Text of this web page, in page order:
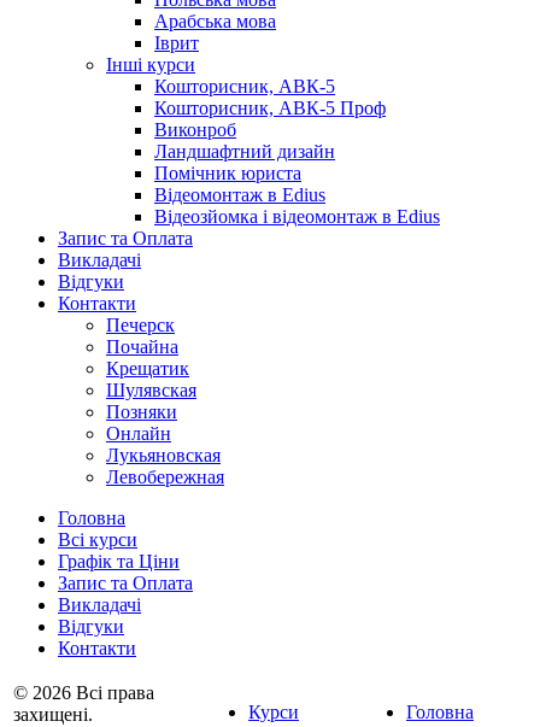
Арабська мова
Іврит
Інші курси
Кошторисник, АВК-5
Кошторисник, АВК-5 Проф
Виконроб
Ландшафтний дизайн
Помічник юриста
Відеомонтаж в Edius
Відеозйомка і відеомонтаж в Edius
Запис та Оплата
Викладачі
Відгуки
Контакти
Печерск
Почайна
Крещатик
Шулявская
Позняки
Онлайн
Лукьяновская
Левобережная
Головна
Всі курси
Графік та Ціни
Запис та Оплата
Викладачі
Відгуки
Контакти
© 2026 Всі права
захищені.
Курси
Головна